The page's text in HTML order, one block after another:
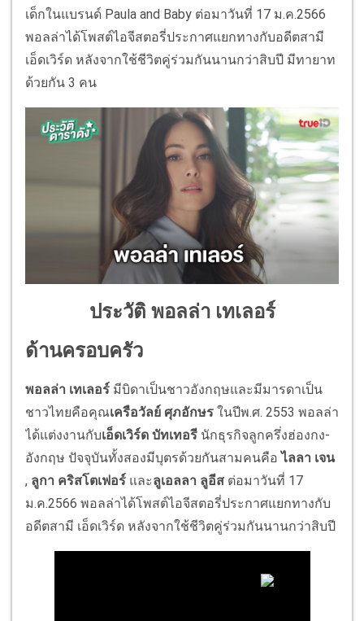
เด็กในแบรนด์ Paula and Baby ต่อมาวันที่ 17 ม.ค.2566
พอลล่าได้โพสต์ไอจีสตอรี่ประกาศแยกทางกับอดีตสามี
เอ็ดเวิร์ด หลังจากใช้ชีวิตคู่ร่วมกันนานกว่าสิบปี มีทายาท
ด้วยกัน 3 คน
ประวัติ พอลล่า เทเลอร์
ด้านครอบครัว
พอลล่า เทเลอร์ มีบิดาเป็นชาวอังกฤษและมีมารดาเป็น
ชาวไทยคือคุณเครือวัลย์ ศุภอักษร ในปีพ.ศ. 2553 พอลล่า
ได้แต่งงานกับเอ็ดเวิร์ด บัทเทอรี นักธุรกิจลูกครึ่งฮ่องกง-
อังกฤษ ปัจจุบันทั้งสองมีบุตรด้วยกันสามคนคือ ไลลา เจน
, ลูกา คริสโตเฟอร์ และลูเอลลา ลูอีส ต่อมาวันที่ 17
ม.ค.2566 พอลล่าได้โพสต์ไอจีสตอรี่ประกาศแยกทางกับ
อดีตสามี เอ็ดเวิร์ด หลังจากใช้ชีวิตคู่ร่วมกันนานกว่าสิบปี